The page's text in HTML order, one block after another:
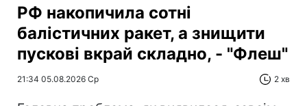
РФ накопичила сотні
балістичних ракет, а знищити
пускові вкрай складно, - "Флеш"
21:34 05.08.2026 Ср 2 хв